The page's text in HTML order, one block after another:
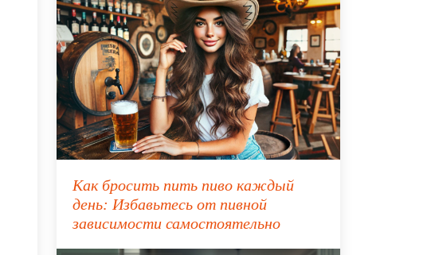
Как бросить пить пиво каждый
день: Избавьтесь от пивной
зависимости самостоятельно